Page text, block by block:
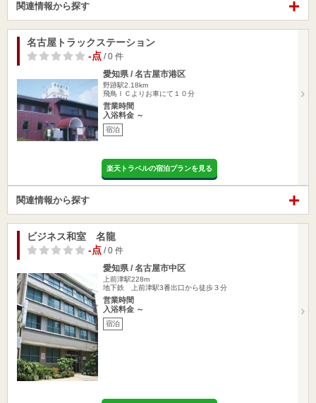
関連情報から探す
名古屋トラックステーション
-点 / 0 件
愛知県 / 名古屋市港区
野跡駅2.18km
飛鳥ＩＣよりお車にて１０分
営業時間
入浴料金 ～
宿泊
楽天トラベルの宿泊プランを見る
関連情報から探す
ビジネス和室 名龍
-点 / 0 件
愛知県 / 名古屋市中区
上前津駅228m
地下鉄 上前津駅3番出口から徒歩３分
営業時間
入浴料金 ～
宿泊